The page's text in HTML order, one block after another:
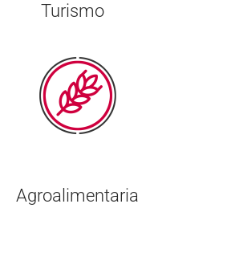
Turismo
Agroalimentaria